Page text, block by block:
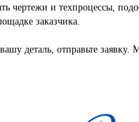
чертежи и техпроцессы,
заказчика.
деталь, отправьте